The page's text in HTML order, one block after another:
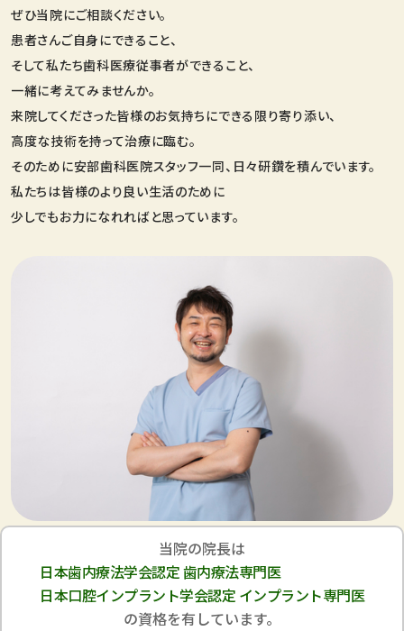
ぜひ当院にご相談ください。
患者さんご⾃⾝にできること、
そして私たち⻭科医療従事者ができること、
⼀緒に考えてみませんか。
来院してくださった皆様のお気持ちにできる限り寄り添い、
⾼度な技術を持って治療に臨む。
そのために安部⻭科医院スタッフ⼀同、⽇々研鑽を積んでいます。
私たちは皆様のより良い⽣活のために
少しでもお⼒になれればと思っています。
当院の院長は
日本歯内療法学会認定 歯内療法専門医
日本口腔インプラント学会認定 インプラント専門医
の資格を有しています。